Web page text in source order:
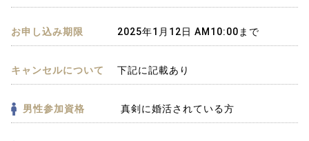
お申し込み期限 2025年1月12日 AM10:00まで
キャンセルについて 下記に記載あり
男性参加資格 真剣に婚活されている方